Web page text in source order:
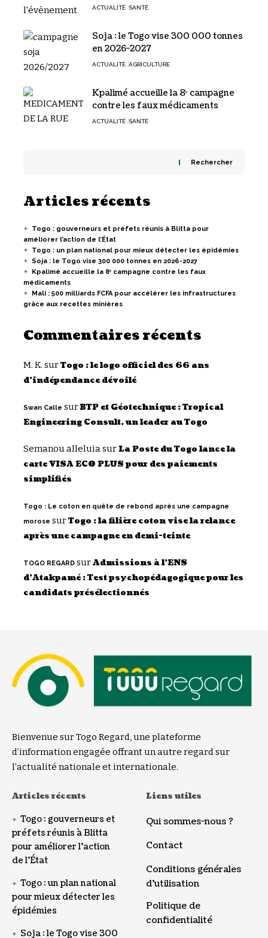
ACTUALITÉ SANTÉ
Soja : le Togo vise 300 000 tonnes
en 2026-2027
ACTUALITÉ AGRICULTURE
Kpalimé accueille la 8ᵉ campagne
contre les faux médicaments
ACTUALITÉ SANTÉ
Rechercher
Articles récents
Togo : gouverneurs et préfets réunis à Blitta pour
améliorer l’action de l’État
Togo : un plan national pour mieux détecter les épidémies
Soja : le Togo vise 300 000 tonnes en 2026-2027
Kpalimé accueille la 8ᵉ campagne contre les faux
médicaments
Mali : 500 milliards FCFA pour accélérer les infrastructures
grâce aux recettes minières
Commentaires récents
M. K. surTogo : le logo officiel des 66 ans
d’indépendance dévoilé
Swan Calle surBTP et Géotechnique : Tropical
Engineering Consult, un leader au Togo
Semanou alleluiasurLa Poste du Togo lance la
carte VISA ECO PLUS pour des paiements
simplifiés
Togo : Le coton en quête de rebond après une campagne
morose surTogo : la filière coton vise la relance
après une campagne en demi-teinte
TOGO REGARD surAdmissions à l’ENS
d’Atakpamé : Test psychopédagogique pour les
candidats présélectionnés
Bienvenue sur Togo Regard, une plateforme
d’information engagée offrant un autre regard sur
l’actualité nationale et internationale.
Articles récents
Togo : gouverneurs et
préfets réunis à Blitta
pour améliorer l’action
de l’État
Togo : un plan national
pour mieux détecter les
épidémies
Soja : le Togo vise 300
Liens utiles
Qui sommes-nous ?
Contact
Conditions générales
d’utilisation
Politique de
confidentialité